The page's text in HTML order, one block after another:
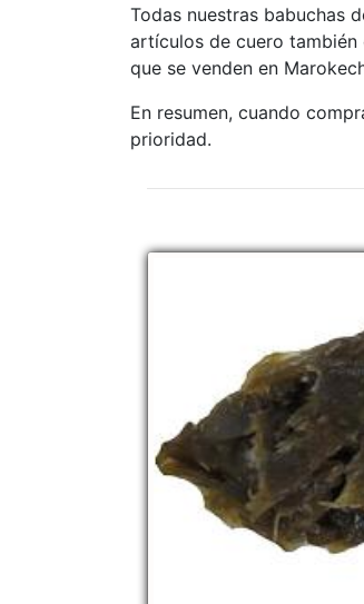
Todas nuestras babuchas
artículos de cuero también
que se venden en
En resumen, cuando
prioridad.